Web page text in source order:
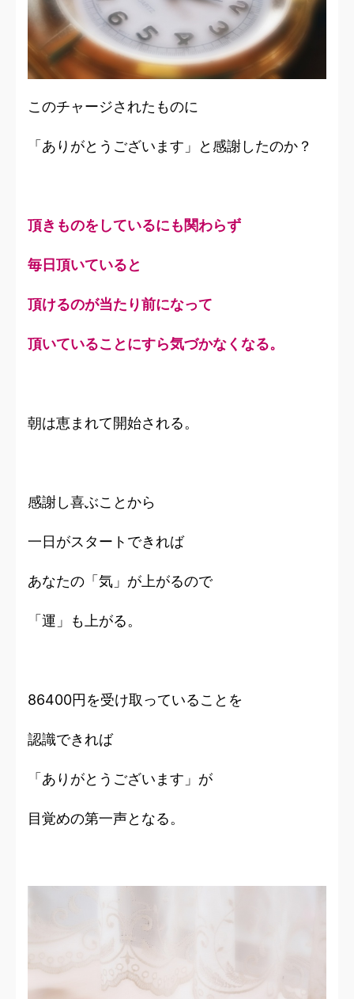
このチャージされたものに
「ありがとうございます」と感謝したのか？
頂きものをしているにも関わらず
毎日頂いていると
頂けるのが当たり前になって
頂いていることにすら気づかなくなる。
朝は恵まれて開始される。
感謝し喜ぶことから
一日がスタートできれば
あなたの「気」が上がるので
「運」も上がる。
86400円を受け取っていることを
認識できれば
「ありがとうございます」が
目覚めの第一声となる。